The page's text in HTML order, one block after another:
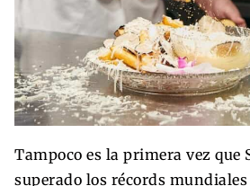
Tampoco es la primera vez que
superado los récords